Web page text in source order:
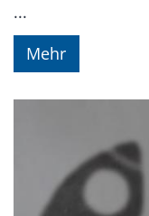
...
Mehr